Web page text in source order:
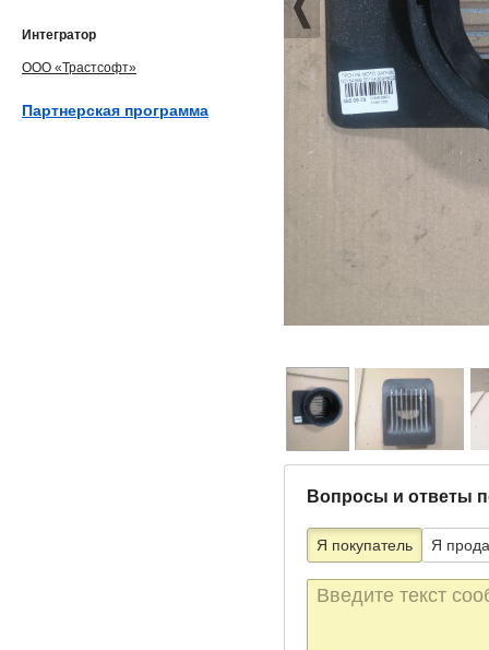
Вопросы и ответы
Я покупатель Я
Текст
сообщения
Интегратор
ООО «Трастсофт»
Партнерская программа